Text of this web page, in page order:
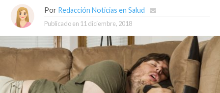
Por Redacción Noticias en Salud
Publicado en 11 diciembre, 2018